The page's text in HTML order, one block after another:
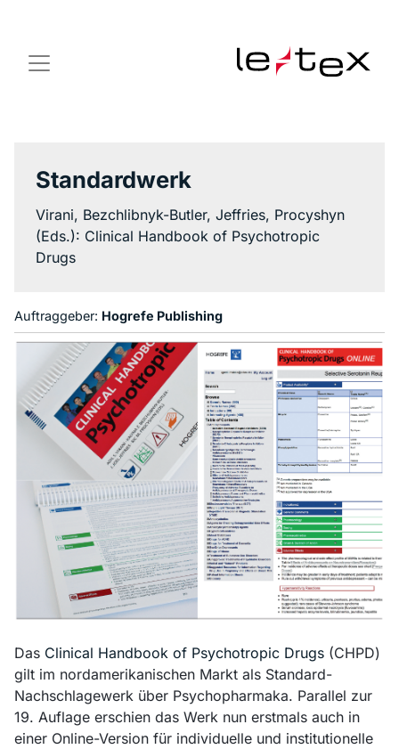
Standardwerk
Virani, Bezchlibnyk-Butler, Jeffries, Procyshyn
(Eds.): Clinical Handbook of Psychotropic
Drugs
Auftraggeber: Hogrefe Publishing
Das Clinical Handbook of Psychotropic Drugs (CHPD)
gilt im nordamerikanischen Markt als Standard-
Nachschlagewerk über Psychopharmaka. Parallel zur
19. Auflage erschien das Werk nun erstmals auch in
einer Online-­Version für individuelle und institutionelle